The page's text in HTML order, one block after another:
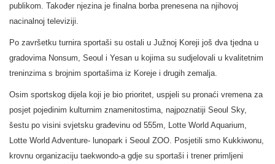
publikom. Također njezina je finalna borba prenesena na njihovoj
nacinalnoj televiziji.
Po završetku turnira sportaši su ostali u Južnoj Koreji još dva tjedna u
gradovima Nonsum, Seoul i Yesan u kojima su sudjelovali u kvalitetnim
treninzima s brojnim sportašima iz Koreje i drugih zemalja.
Osim sportskog dijela koji je bio prioritet, uspjeli su pronaći vremena za
posjet pojedinim kulturnim znamenitostima, najpoznatiji Seoul Sky,
šestu po visini svjetsku građevinu od 555m, Lotte World Aquarium,
Lotte World Adventure- lunopark i Seoul ZOO. Posjetili smo Kukkiwonu,
krovnu organizaciju taekwondo-a gdje su sportaši i trener primljeni